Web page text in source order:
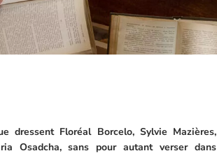
dressent Floréal Borcelo, Sylvie Mazières,
Osadcha, sans pour autant verser dans